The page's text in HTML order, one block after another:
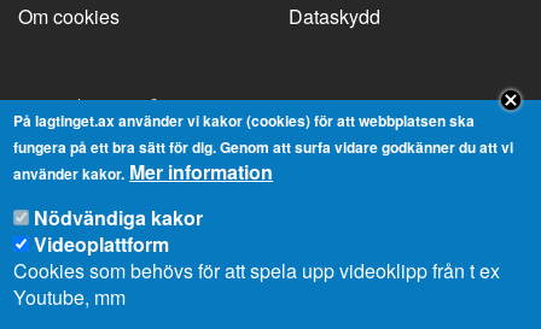
Om cookies
Dataskydd
Kontaktuppgifter
Strandgatan 37, AX-22100 Mariehamn
Telefonnummer:
+358 18 25000
E-
post:
info@lagtinget.ax
Fler:
Kontakta lagtingets kansli
På lagtinget.ax använder vi kakor (cookies) för att webbplatsen ska
fungera på ett bra sätt för dig. Genom att surfa vidare godkänner du att vi
använder kakor. Mer information
Nödvändiga kakor
Videoplattform
Cookies som behövs för att spela upp videoklipp från t ex
Youtube, mm